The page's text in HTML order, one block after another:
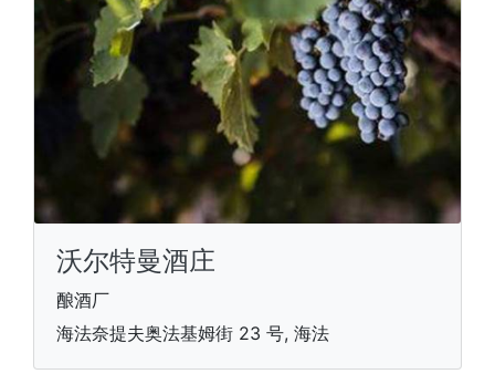
沃尔特曼酒庄
酿酒厂
海法奈提夫奥法基姆街 23 号, 海法